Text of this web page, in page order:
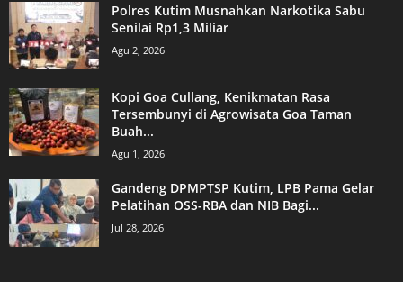
Polres Kutim Musnahkan Narkotika Sabu
Senilai Rp1,3 Miliar
Agu 2, 2026
Kopi Goa Cullang, Kenikmatan Rasa
Tersembunyi di Agrowisata Goa Taman
Buah...
Agu 1, 2026
Gandeng DPMPTSP Kutim, LPB Pama Gelar
Pelatihan OSS-RBA dan NIB Bagi...
Jul 28, 2026